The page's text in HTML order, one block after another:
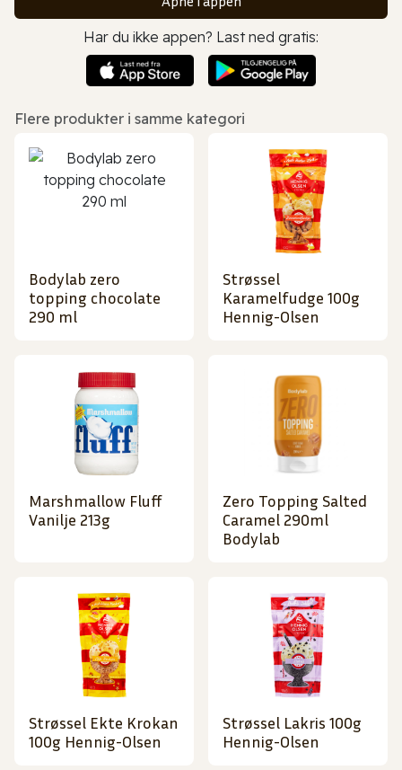
Har du ikke appen? Last ned gratis:
Flere produkter i samme kategori
Bodylab zero
topping chocolate
290 ml
Strøssel
Karamelfudge 100g
Hennig-Olsen
Marshmallow Fluff
Vanilje 213g
Zero Topping Salted
Caramel 290ml
Bodylab
Strøssel Ekte Krokan
100g Hennig-Olsen
Strøssel Lakris 100g
Hennig-Olsen